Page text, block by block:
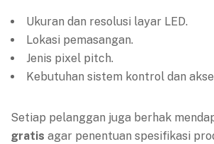
Ukuran dan resolusi layar LED.
Lokasi pemasangan.
Jenis pixel pitch.
Kebutuhan sistem kontrol dan
Setiap pelanggan juga berhak
gratis agar penentuan spesifikasi